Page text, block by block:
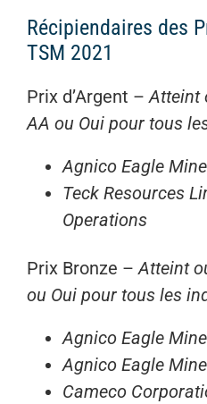
Récipiendaires des
TSM 2021
Prix d’Argent – Atteint
AA ou Oui pour tous
Agnico Eagle
Teck Resources
Operations
Prix Bronze – Atteint
ou Oui pour tous les
Agnico Eagle
Agnico Eagle
Cameco